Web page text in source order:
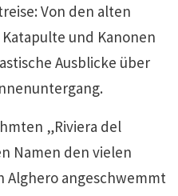
Von den alten
und Kanonen
Ausblicke über
„Riviera del
Namen den vielen
Alghero angeschwemmt